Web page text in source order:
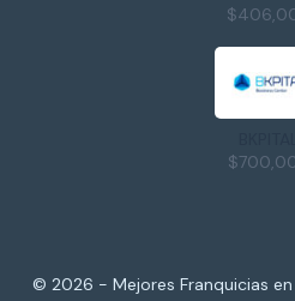
© 2026 - Mejores Franquicias en